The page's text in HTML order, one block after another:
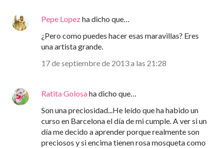
Pepe Lopezha dicho que…
¿Pero como puedes hacer esas maravillas? Eres
una artista grande.
17 de septiembre de 2013 a las 21:28
Ratita Golosaha dicho que…
Son una preciosidad...He leído que ha habido un
curso en Barcelona el día de mi cumple. A ver si un
día me decido a aprender porque realmente son
preciosos y si encima tienen rosa mosqueta como